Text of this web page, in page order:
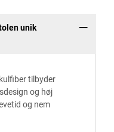
unik
tilbyder
og høj
og nem